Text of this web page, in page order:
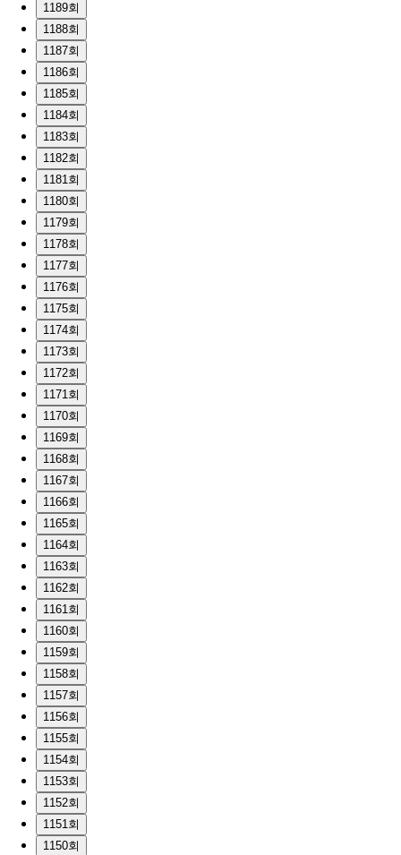
1189회
1188회
1187회
1186회
1185회
1184회
1183회
1182회
1181회
1180회
1179회
1178회
1177회
1176회
1175회
1174회
1173회
1172회
1171회
1170회
1169회
1168회
1167회
1166회
1165회
1164회
1163회
1162회
1161회
1160회
1159회
1158회
1157회
1156회
1155회
1154회
1153회
1152회
1151회
1150회